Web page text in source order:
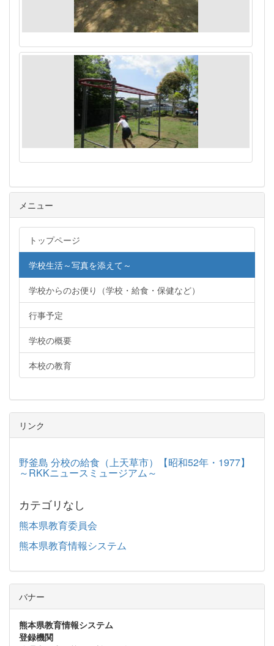
メニュー
トップページ
学校生活～写真を添えて～
学校からのお便り（学校・給食・保健など）
行事予定
学校の概要
本校の教育
リンク
野釜島 分校の給食（上天草市）【昭和52年・1977】
～RKKニュースミュージアム～
カテゴリなし
熊本県教育委員会
熊本県教育情報システム
バナー
熊本県教育情報システム
登録機関